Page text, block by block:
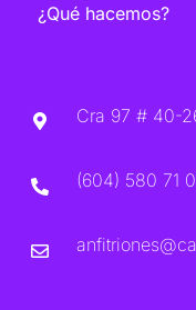
¿Qué hacemos?
Cra 97 # 40-
(604) 580 71